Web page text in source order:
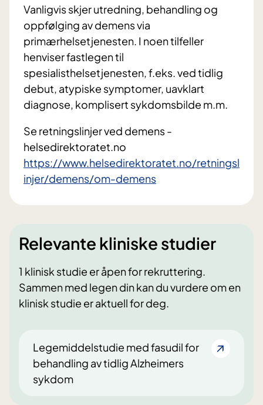
Vanligvis skjer utredning, behandling og
oppfølging av demens via
primærhelsetjenesten. I noen tilfeller
henviser fastlegen til
spesialisthelsetjenesten, f.eks. ved tidlig
debut, atypiske symptomer, uavklart
diagnose, komplisert sykdomsbilde m.m.
Se retningslinjer ved demens -
helsedirektoratet.no
https://www.helsedirektoratet.no/retningsl
injer/demens/om-demens
Relevante kliniske studier
1 klinisk studie er åpen for rekruttering.
Sammen med legen din kan du vurdere om en
klinisk studie er aktuell for deg.
Legemiddelstudie med fasudil for
behandling av tidlig Alzheimers
sykdom